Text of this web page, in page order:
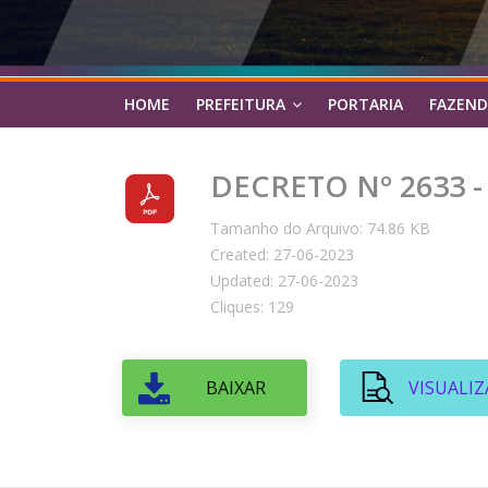
HOME PREFEITURA PORTARIA
DECRETO Nº 2633
Tamanho do Arquivo: 74.86 KB
Created: 27-06-2023
Updated: 27-06-2023
Cliques: 129
BAIXAR